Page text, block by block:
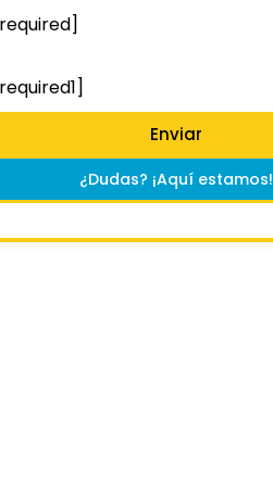
Enviar
¿Dudas? ¡Aquí estamos!